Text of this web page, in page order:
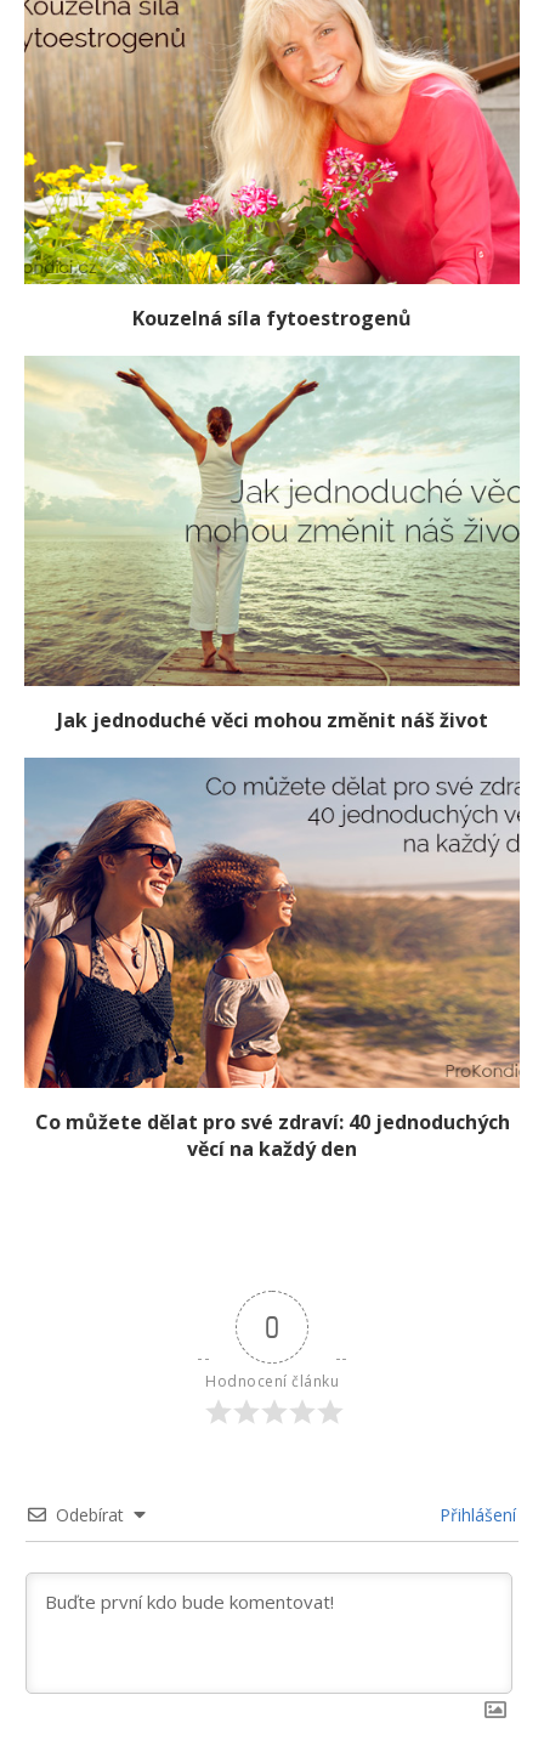
Kouzelná síla fytoestrogenů
Jak jednoduché věci mohou změnit náš život
Co můžete dělat pro své zdraví: 40 jednoduchých
věcí na každý den
0
Hodnocení článku
Odebírat Přihlášení